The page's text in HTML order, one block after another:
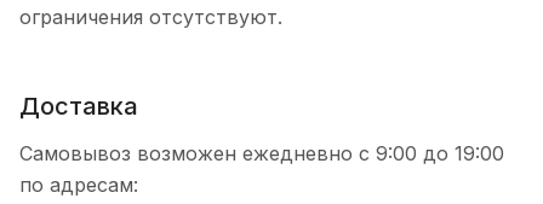
ограничения отсутствуют.
Доставка
Самовывоз возможен ежедневно с 9:00 до 19:00
по адресам: